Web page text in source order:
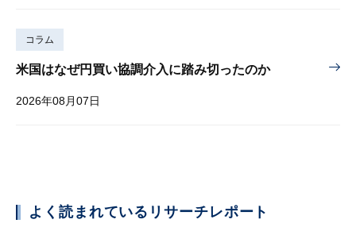
コラム
米国はなぜ円買い協調介入に踏み切ったのか
2026年08月07日
よく読まれているリサーチレポート